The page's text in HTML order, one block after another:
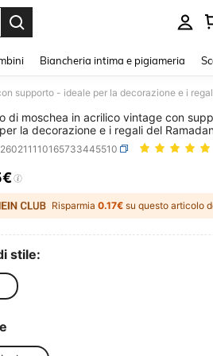
Biancheria intima e pigiameria
di moschea in acrilico vintage con
la decorazione e i regali del
religioso, senza alimentazione
AND
Risparmia 0.17€ su questo articolo
stile: